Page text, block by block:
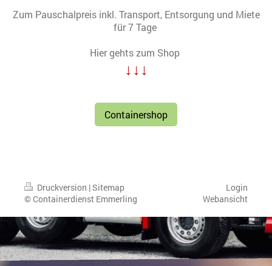
Zum Pauschalpreis inkl. Transport, Entsorgung und Miete
für 7 Tage
Hier gehts zum Shop
↓↓↓
Containershop
Druckversion |Sitemap
© Containerdienst Emmerling
Login
Webansicht